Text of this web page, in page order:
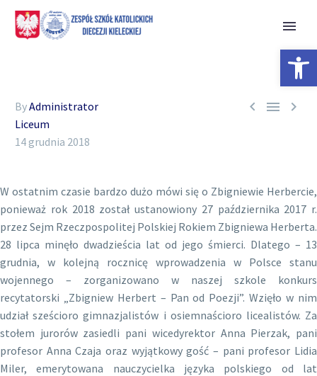
  
ByAdministrator
Liceum
14 grudnia 2018
W ostatnim czasie bardzo dużo mówi się o Zbigniewie Herbercie,
ponieważ rok 2018 został ustanowiony 27 października 2017 r.
przez Sejm Rzeczpospolitej Polskiej Rokiem Zbigniewa Herberta.
28 lipca minęło dwadzieścia lat od jego śmierci. Dlatego – 13
grudnia, w kolejną rocznicę wprowadzenia w Polsce stanu
wojennego – zorganizowano w naszej szkole konkurs
recytatorski „Zbigniew Herbert – Pan od Poezji”. Wzięło w nim
udział sześcioro gimnazjalistów i osiemnaścioro licealistów. Za
stołem jurorów zasiedli pani wicedyrektor Anna Pierzak, pani
profesor Anna Czaja oraz wyjątkowy gość – pani profesor Lidia
Miler, emerytowana nauczycielka języka polskiego od lat